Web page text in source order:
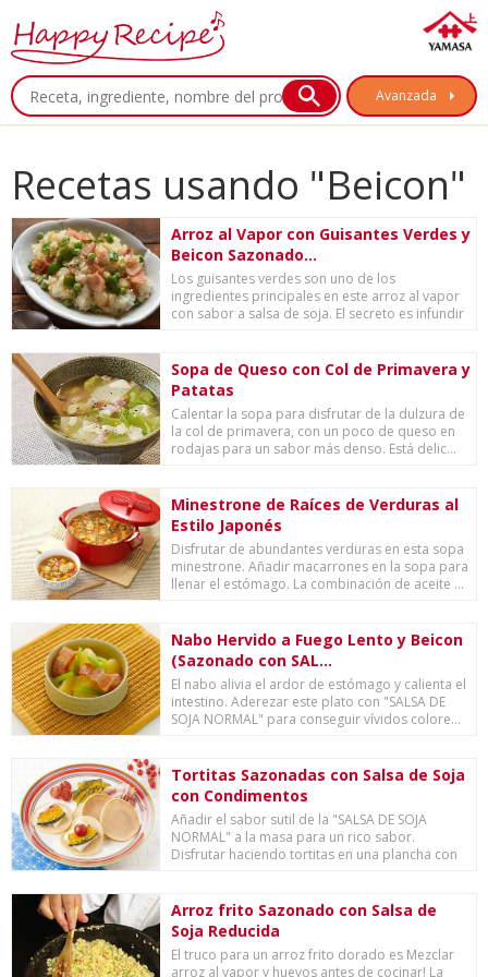
Avanzada
Recetas usando "Beicon"
Arroz al Vapor con Guisantes Verdes y
Beicon Sazonado...
Los guisantes verdes son uno de los
ingredientes principales en este arroz al vapor
con sabor a salsa de soja. El secreto es infundir
Sopa de Queso con Col de Primavera y
Patatas
Calentar la sopa para disfrutar de la dulzura de
la col de primavera, con un poco de queso en
rodajas para un sabor más denso. Está delic...
Minestrone de Raíces de Verduras al
Estilo Japonés
Disfrutar de abundantes verduras en esta sopa
minestrone. Añadir macarrones en la sopa para
llenar el estómago. La combinación de aceite ...
Nabo Hervido a Fuego Lento y Beicon
(Sazonado con SAL...
El nabo alivia el ardor de estómago y calienta el
intestino. Aderezar este plato con "SALSA DE
SOJA NORMAL" para conseguir vívidos colore...
Tortitas Sazonadas con Salsa de Soja
con Condimentos
Añadir el sabor sutil de la "SALSA DE SOJA
NORMAL" a la masa para un rico sabor.
Disfrutar haciendo tortitas en una plancha con
Arroz frito Sazonado con Salsa de
Soja Reducida
El truco para un arroz frito dorado es Mezclar
arroz al vapor y huevos antes de cocinar! La